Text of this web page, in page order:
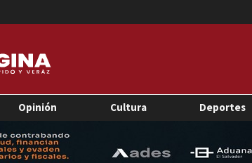
Opinión Cultura Deportes